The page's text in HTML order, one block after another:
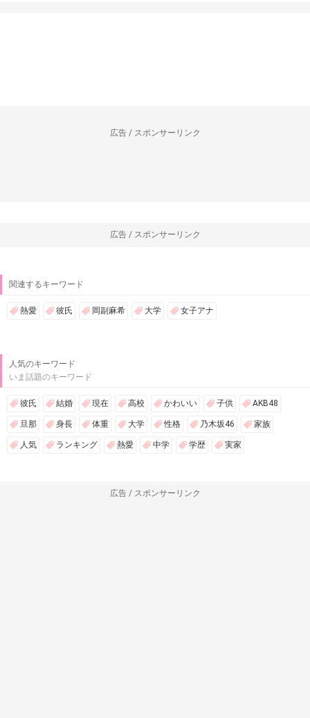
広告 / スポンサーリンク
広告 / スポンサーリンク
関連するキーワード
熱愛 彼氏 岡副麻希 大学 女子アナ
人気のキーワード
いま話題のキーワード
彼氏 結婚 現在 高校 かわいい 子供 AKB48
旦那 身長 体重 大学 性格 乃木坂46 家族
人気 ランキング 熱愛 中学 学歴 実家
広告 / スポンサーリンク